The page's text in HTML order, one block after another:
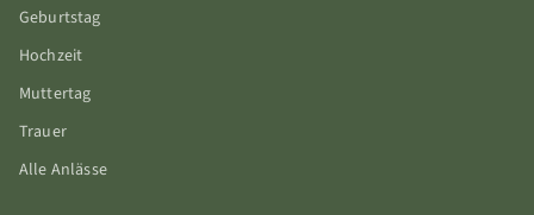
Geburtstag
Hochzeit
Muttertag
Trauer
Alle Anlässe